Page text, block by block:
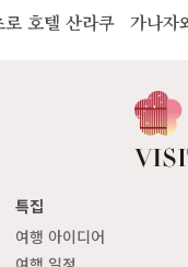
호텔 산라쿠 가나자
특집
여행 아이디어